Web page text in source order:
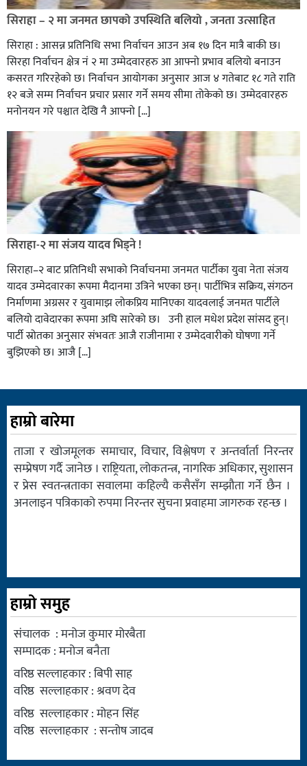
सिराहा – २ मा जनमत छापको उपस्थिति बलियो , जनता उत्साहित
सिराहा : आसन्न प्रतिनिधि सभा निर्वाचन आउन अब १७ दिन मात्रै बाकी छ।
सिरहा निर्वाचन क्षेत्र नं २ मा उम्मेदवारहरु आ आफ्नो प्रभाव बलियो बनाउन
कसरत गरिरहेको छ। निर्वाचन आयोगका अनुसार आज ४ गतेबाट १८ गते राति
१२ बजे सम्म निर्वाचन प्रचार प्रसार गर्ने समय सीमा तोकेको छ। उम्मेदवारहरु
मनोनयन गरे पश्चात देखि नै आफ्नो […]
सिराहा-२ मा संजय यादव भिड्ने !
सिराहा–२ बाट प्रतिनिधी सभाको निर्वाचनमा जनमत पार्टीका युवा नेता संजय
यादव उम्मेदवारका रूपमा मैदानमा उत्रिने भएका छन्। पार्टीभित्र सक्रिय, संगठन
निर्माणमा अग्रसर र युवामाझ लोकप्रिय मानिएका यादवलाई जनमत पार्टीले
बलियो दावेदारका रूपमा अघि सारेको छ। उनी हाल मधेश प्रदेश सांसद हुन्।
पार्टी स्रोतका अनुसार संभवतः आजै राजीनामा र उम्मेदवारीको घोषणा गर्ने
बुझिएको छ। आजै […]
हाम्रो बारेमा
ताजा र खोजमूलक समाचार, विचार, विश्लेषण र अन्तर्वार्ता निरन्तर
सम्प्रेषण गर्दै जानेछ । राष्ट्रियता, लोकतन्त्र, नागरिक अधिकार, सुशासन
र प्रेस स्वतन्त्रताका सवालमा कहिल्यै कसैसँग सम्झौता गर्ने छैन ।
अनलाइन पत्रिकाको रुपमा निरन्तर सुचना प्रवाहमा जागरुक रहन्छ ।
हाम्रो समुह
संचालक : मनोज कुमार मोरबैता
सम्पादक : मनोज बनैता
वरिष्ठ सल्लाहकार : बिपी साह
वरिष्ठ सल्लाहकार : श्रवण देव
वरिष्ठ सल्लाहकार : मोहन सिंह
वरिष्ठ सल्लाहकार : सन्तोष जादब